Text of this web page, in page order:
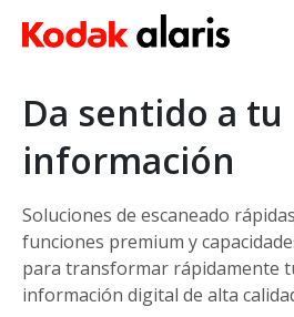
Skip to main content
Da sentido a tu
información
Soluciones de escaneado
funciones premium y
para transformar rápidamente
información digital de alta